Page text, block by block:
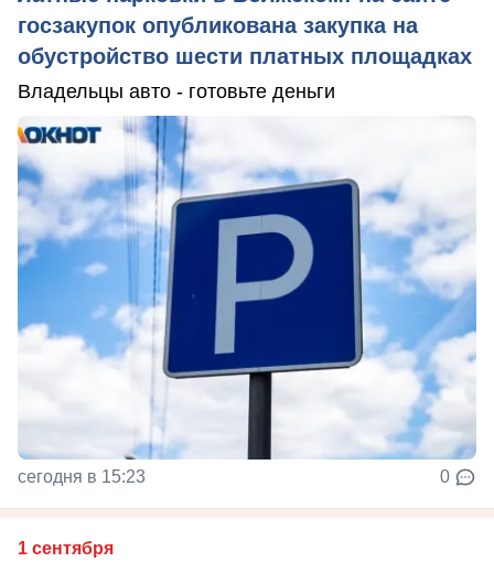
госзакупок опубликована закупка на
обустройство шести платных площадках
Владельцы авто - готовьте деньги
сегодня в 15:23 0
1 сентября